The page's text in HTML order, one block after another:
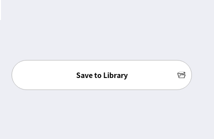
Save to Library